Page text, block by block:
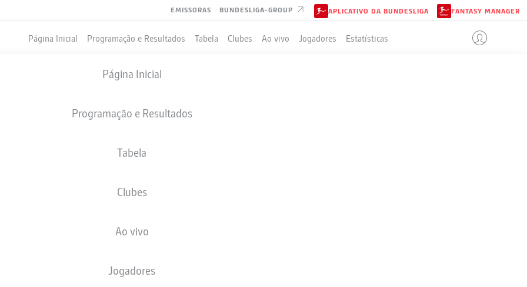
EMISSORAS BUNDESLIGA-GROUP APLICATIVO DA BUNDESLIGA FANTASY MANAGER
Página Inicial Programação e Resultados Tabela Clubes Ao vivo Jogadores Estatísticas
Página Inicial
Programação e Resultados
Tabela
Clubes
Ao vivo
Jogadores
29.10.2003